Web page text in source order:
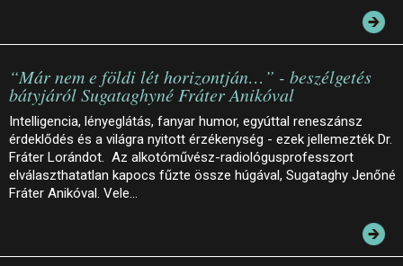
“Már nem e földi lét horizontján…” - beszélgetés
bátyjáról Sugataghyné Fráter Anikóval
Intelligencia, lényeglátás, fanyar humor, egyúttal reneszánsz
érdeklődés és a világra nyitott érzékenység - ezek jellemezték Dr.
Fráter Lorándot. Az alkotóművész-radiológusprofesszort
elválaszthatatlan kapocs fűzte össze húgával, Sugataghy Jenőné
Fráter Anikóval. Vele…